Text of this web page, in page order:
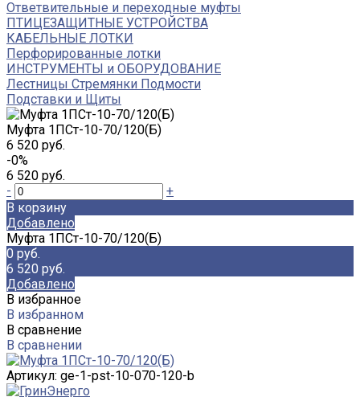
Ответвительные и переходные муфты
ПТИЦЕЗАЩИТНЫЕ УСТРОЙСТВА
КАБЕЛЬНЫЕ ЛОТКИ
Перфорированные лотки
ИНСТРУМЕНТЫ и ОБОРУДОВАНИЕ
Лестницы Стремянки Подмости
Подставки и Щиты
Муфта 1ПСт-10-70/120(Б)
6 520 руб.
-0%
6 520 руб.
-
+
В корзину
Добавлено
Муфта 1ПСт-10-70/120(Б)
0 руб.
6 520 руб.
Добавлено
В избранное
В избранном
В сравнение
В сравнении
Артикул: ge-1-pst-10-070-120-b